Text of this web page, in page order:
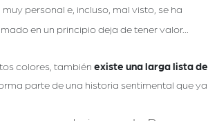
personal e, incluso, mal visto, se ha
en un principio deja de tener valor...
colores, tambiénexiste una larga lista de
parte de una historia sentimental que ya